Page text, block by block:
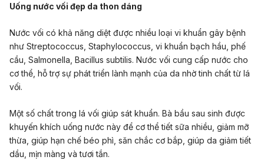
Uống nước vối đẹp da thon dáng
Nước vối có khả năng diệt được nhiều loại vi khuẩn gây bệnh
như Streptococcus, Staphylococcus, vi khuẩn bạch hầu, phế
cầu, Salmonella, Bacillus subtilis. Nước vối cung cấp nước cho
cơ thể, hỗ trợ sự phát triển lành mạnh của da nhờ tinh chất từ lá
vối.
Một số chất trong lá vối giúp sát khuẩn. Bà bầu sau sinh được
khuyến khích uống nước này để cơ thể tiết sữa nhiều, giảm mỡ
thừa, giúp hạn chế béo phì, săn chắc cơ bắp, giúp da giảm tiết
dầu, mịn màng và tươi tắn.